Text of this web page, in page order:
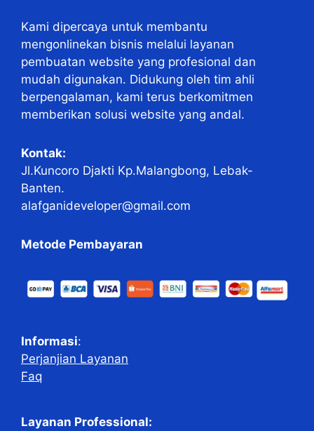
Kami dipercaya untuk membantu
mengonlinekan bisnis melalui layanan
pembuatan website yang profesional dan
mudah digunakan. Didukung oleh tim ahli
berpengalaman, kami terus berkomitmen
memberikan solusi website yang andal.
Kontak:
Jl.Kuncoro Djakti Kp.Malangbong, Lebak-
Banten.
alafganideveloper@gmail.com
Metode Pembayaran
Informasi:
Perjanjian Layanan
Faq
Layanan Professional: